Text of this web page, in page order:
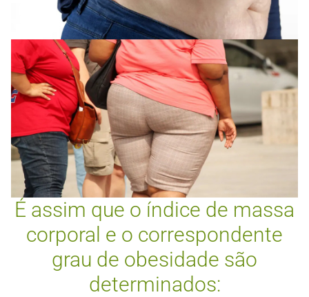
É assim que o índice de massa
corporal e o correspondente
grau de obesidade são
determinados: